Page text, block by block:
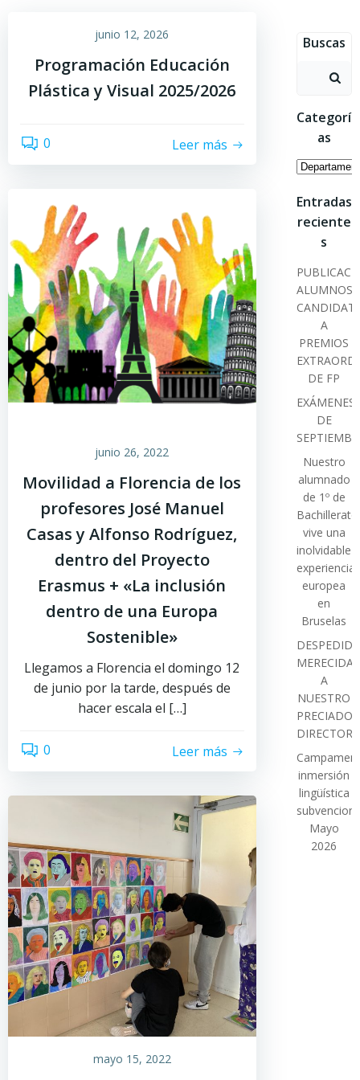
junio 12, 2026
Programación Educación
Plástica y Visual 2025/2026
0 Leer más
junio 26, 2022
Movilidad a Florencia de los
profesores José Manuel
Casas y Alfonso Rodríguez,
dentro del Proyecto
Erasmus + «La inclusión
dentro de una Europa
Sostenible»
Llegamos a Florencia el domingo 12
de junio por la tarde, después de
hacer escala el […]
0 Leer más
mayo 15, 2022
Buscas
Buscar:
Categorí
as
Entradas
reciente
s
ALUMNOS
A
PREMIOS
DE FP
EXÁMENES
DE
Nuestro
alumnado
de 1º de
Bachillerato
vive una
inolvidable
experiencia
europea
en
Bruselas
DESPEDIDA
MERECIDA
A
NUESTRO
PRECIADO
DIRECTOR
inmersión
lingüística
Mayo
2026